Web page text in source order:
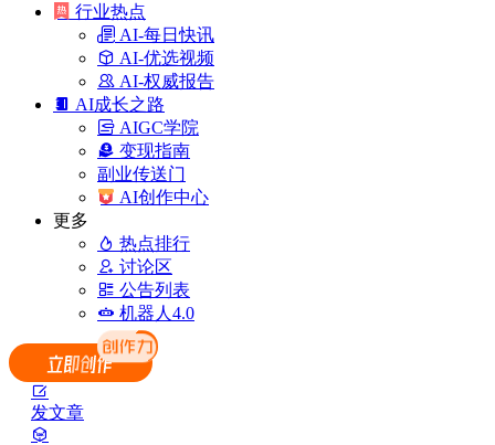
行业热点
AI-每日快讯
AI-优选视频
AI-权威报告
AI成长之路
AIGC学院
变现指南
副业传送门
AI创作中心
更多
热点排行
讨论区
公告列表
机器人4.0
发文章